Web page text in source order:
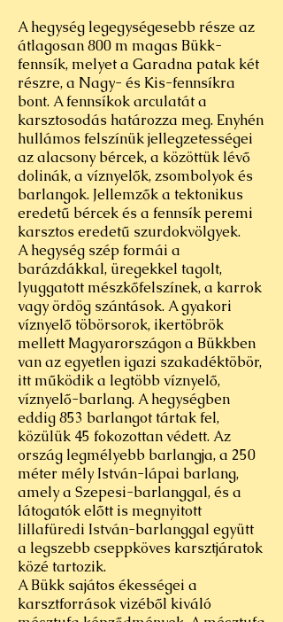
A hegység legegységesebb része az
átlagosan 800 m magas Bükk-
fennsík, melyet a Garadna patak két
részre, a Nagy- és Kis-fennsíkra
bont. A fennsíkok arculatát a
karsztosodás határozza meg. Enyhén
hullámos felszínük jellegzetességei
az alacsony bércek, a közöttük lévő
dolinák, a víznyelők, zsombolyok és
barlangok. Jellemzők a tektonikus
eredetű bércek és a fennsík peremi
karsztos eredetű szurdokvölgyek.
A hegység szép formái a
barázdákkal, üregekkel tagolt,
lyuggatott mészkőfelszínek, a karrok
vagy ördög szántások. A gyakori
víznyelő töbörsorok, ikertöbrök
mellett Magyarországon a Bükkben
van az egyetlen igazi szakadéktöbör,
itt működik a legtöbb víznyelő,
víznyelő-barlang. A hegységben
eddig 853 barlangot tártak fel,
közülük 45 fokozottan védett. Az
ország legmélyebb barlangja, a 250
méter mély István-lápai barlang,
amely a Szepesi-barlanggal, és a
látogatók előtt is megnyitott
lillafüredi István-barlanggal együtt
a legszebb cseppköves karsztjáratok
közé tartozik.
A Bükk sajátos ékességei a
karsztforrások vizéből kiváló